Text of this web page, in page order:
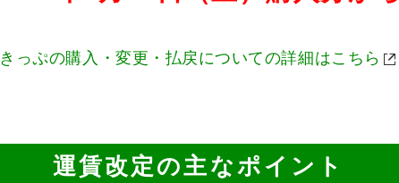
きっぷの購入・変更・払戻についての詳細はこちら
運賃改定の主なポイント